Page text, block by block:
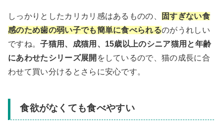
しっかりとしたカリカリ感はあるものの、
固すぎない食
感のため歯の弱い子でも簡単に食べられるのがうれしい
ですね。子猫用、成猫用、15歳以上のシニア猫用と年齢
にあわせたシリーズ展開 をしているので、猫の成長に合
わせて買い分けるとさらに安心です。
食欲がなくても食べやすい